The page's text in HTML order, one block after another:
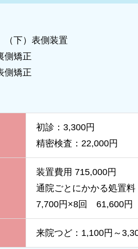
（下）表側装置
側矯正
側矯正
初診：3,300円
精密検査：22,000円
装置費用 715,000円
通院ごとにかかる処置料
7,700円×8回 61,600円
来院つど：1,100円～